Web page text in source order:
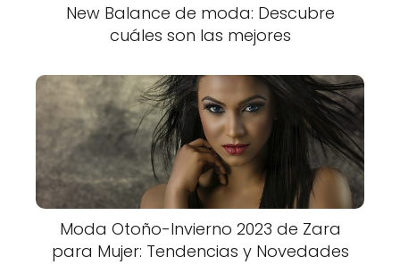
New Balance de moda: Descubre
cuáles son las mejores
Moda Otoño-Invierno 2023 de Zara
para Mujer: Tendencias y Novedades